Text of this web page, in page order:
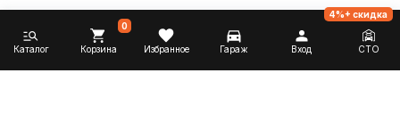
Каталог Корзина
0
Избранное Гараж Вход СТО
4%+ скидка